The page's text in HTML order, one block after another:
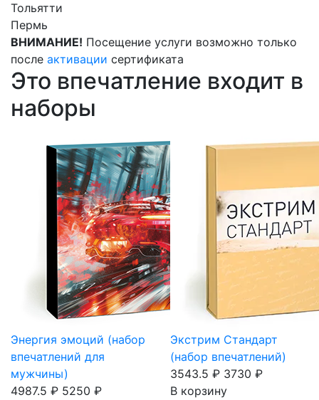
Тольятти
Пермь
ВНИМАНИЕ! Посещение услуги возможно только
после активации сертификата
Это впечатление входит в
наборы
Энергия эмоций (набор
впечатлений для
мужчины)
4987.5 ₽ 5250 ₽
Экстрим Стандарт
(набор впечатлений)
3543.5 ₽ 3730 ₽
В корзину